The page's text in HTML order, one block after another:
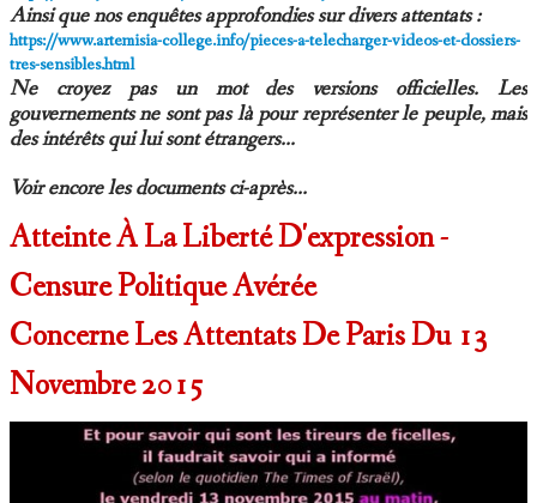
Ainsi que nos enquêtes approfondies sur divers attentats :
https://www.artemisia-college.info/pieces-a-telecharger-videos-et-dossiers-
tres-sensibles.html
Ne croyez pas un mot des versions officielles. Les
gouvernements ne sont pas là pour représenter le peuple, mais
des intérêts qui lui sont étrangers…
Voir encore les documents ci-après...
Atteinte À La Liberté D'expression -
Censure Politique Avérée
Concerne Les Attentats De Paris Du 13
Novembre 2015